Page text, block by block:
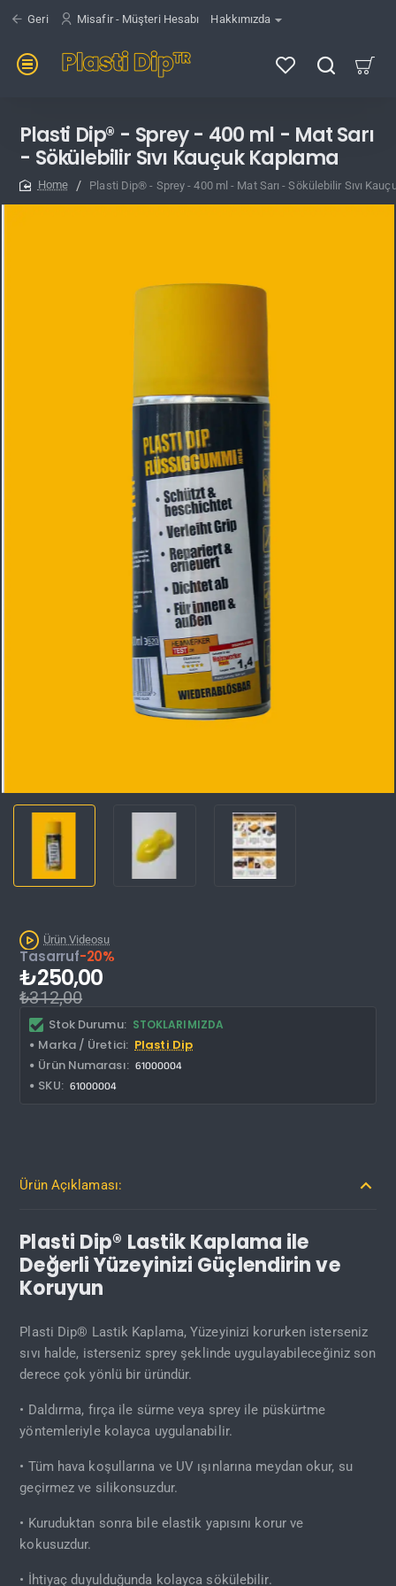
Geri Misafir - Müşteri Hesabı Hakkımızda
Plasti Dip® - Sprey - 400 ml - Mat Sarı
- Sökülebilir Sıvı Kauçuk Kaplama
Plasti Dip® - Sprey - 400 ml - Mat Sarı - Sökülebilir Sıvı
Ürün Videosu
Stok Durumu: STOKLARIMIZDA
Marka / Üretici: Plasti Dip
Ürün Numarası: 61000004
SKU: 61000004
Tasarruf-20%
₺250,00
₺312,00
Ürün Açıklaması:
Plasti Dip® Lastik Kaplama ile
Değerli Yüzeyinizi Güçlendirin ve
Koruyun
Plasti Dip® Lastik Kaplama, Yüzeyinizi korurken isterseniz
sıvı halde, isterseniz sprey şeklinde uygulayabileceğiniz son
derece çok yönlü bir üründür.
• Daldırma, fırça ile sürme veya sprey ile püskürtme
yöntemleriyle kolayca uygulanabilir.
• Tüm hava koşullarına ve UV ışınlarına meydan okur, su
geçirmez ve silikonsuzdur.
• Kuruduktan sonra bile elastik yapısını korur ve
kokusuzdur.
• İhtiyaç duyulduğunda kolayca sökülebilir.